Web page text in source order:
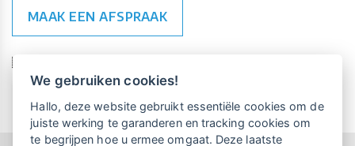
MAAK EEN AFSPRAAK
🇪🇺 🇧🇪
We gebruiken cookies!
Hallo, deze website gebruikt essentiële cookies om de
juiste werking te garanderen en tracking cookies om
te begrijpen hoe u ermee omgaat. Deze laatste
Vrijblijvende kennismaking?Boek
een persoonlijke demo.